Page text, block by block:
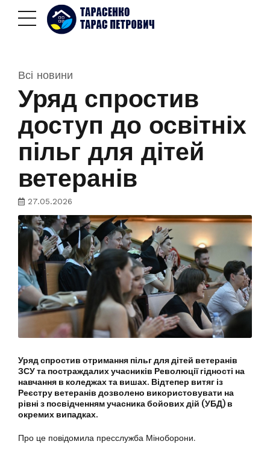
Всі новини
Уряд спростив
доступ до освітніх
пільг для дітей
ветеранів
27.05.2026
Уряд спростив отримання пільг для дітей ветеранів
ЗСУ та постраждалих учасників Революції гідності на
навчання в коледжах та вишах. Відтепер витяг із
Реєстру ветеранів дозволено використовувати на
рівні з посвідченням учасника бойових дій (УБД) в
окремих випадках.
Про це повідомила пресслужба Міноборони.